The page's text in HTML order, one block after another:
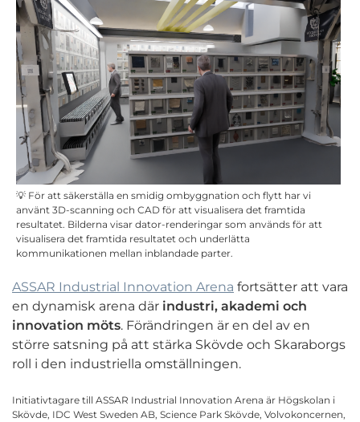
💡 För att säkerställa en smidig ombyggnation och flytt har vi
använt 3D-scanning och CAD för att visualisera det framtida
resultatet. Bilderna visar dator-renderingar som används för att
visualisera det framtida resultatet och underlätta
kommunikationen mellan inblandade parter.
ASSAR Industrial Innovation Arena fortsätter att vara
en dynamisk arena där industri, akademi och
innovation möts. Förändringen är en del av en
större satsning på att stärka Skövde och Skaraborgs
roll i den industriella omställningen.
Initiativtagare till ASSAR Industrial Innovation Arena är Högskolan i
Skövde, IDC West Sweden AB, Science Park Skövde, Volvokoncernen,